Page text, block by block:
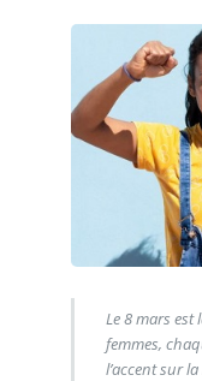
Le 8 mars
femmes,
l’accent sur